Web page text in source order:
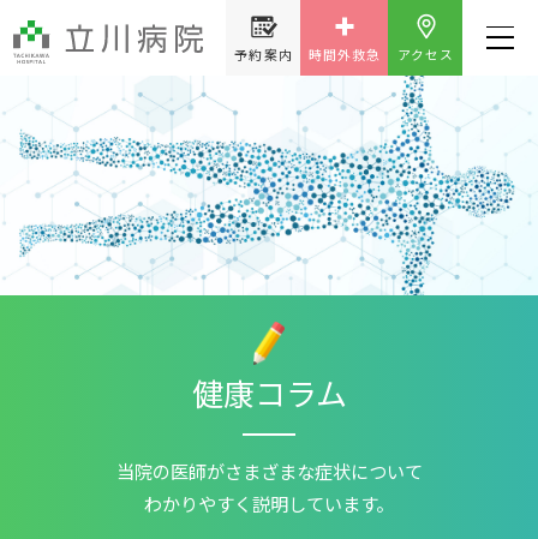
予約案内 時間外救急 アクセス
健康コラム
当院の医師がさまざまな症状について
わかりやすく説明しています。